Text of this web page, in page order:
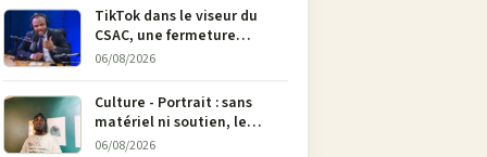
TikTok dans le viseur du
CSAC, une fermeture
envisagée pour contrer la
06/08/2026
Culture - Portrait : sans
matériel ni soutien, le
dessinateur Justin
06/08/2026